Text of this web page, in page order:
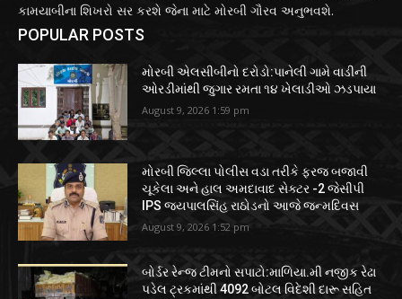
કામયાબીના શિખરો સર કરશે જેના માટે મોરબી ગૌરવ અનુભવશે.
POPULAR POSTS
મોરબી એલસીબીનો દરોડો:પાનેલી ગામે વાડીની
ઓરડીમાંથી જુગાર રમતા ૧૪ ખેલાડીઓ ઝડપાયા
August 9, 2026 1:59 pm
મોરબી જિલ્લા પોલીસ વડા તરીકે ફરજ બજાવી
ચૂકેલા અને હાલ અમદાવાદ સેક્ટર -2 જેસીપી
IPS જયપાલસિંહ રાઠોડનો આજે જન્મદિવસ
August 9, 2026 1:52 pm
બોર્ડર રેન્જ ટીમનો સપાટો:માળિયા.મી નજીક રેઢા
પડેલ ટ્રકમાંથી 4092 બોટલ વિદેશી દારૂ સહિત